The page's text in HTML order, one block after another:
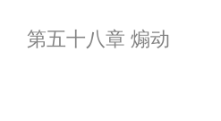
第五十八章 煽动